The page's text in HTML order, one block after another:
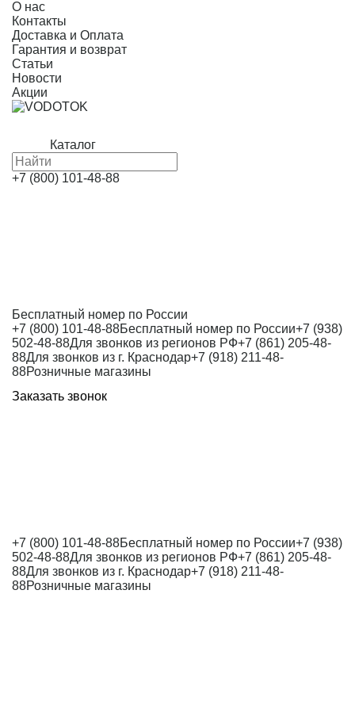
О нас
Контакты
Доставка и Оплата
Гарантия и возврат
Статьи
Новости
Акции
Каталог
+7 (800) 101-48-88
Бесплатный номер по России
+7 (800) 101-48-88Бесплатный номер по России+7 (938)
502-48-88Для звонков из регионов РФ+7 (861) 205-48-
88Для звонков из г. Краснодар+7 (918) 211-48-
88Розничные магазины
Заказать звонок
+7 (800) 101-48-88Бесплатный номер по России+7 (938)
502-48-88Для звонков из регионов РФ+7 (861) 205-48-
88Для звонков из г. Краснодар+7 (918) 211-48-
88Розничные магазины